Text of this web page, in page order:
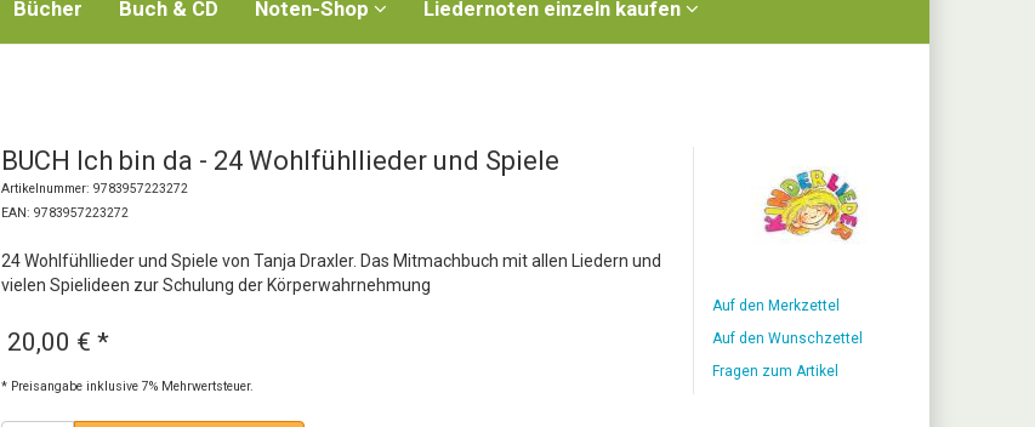
Bücher Buch & CD Noten-Shop Liedernoten einzeln kaufen
BUCH Ich bin da - 24 Wohlfühllieder und Spiele
Artikelnummer: 9783957223272
EAN: 9783957223272
24 Wohlfühllieder und Spiele von Tanja Draxler. Das Mitmachbuch mit allen Liedern und
vielen Spielideen zur Schulung der Körperwahrnehmung
20,00 € *
* Preisangabe inklusive 7% Mehrwertsteuer.
Auf den Merkzettel
Auf den Wunschzettel
Fragen zum Artikel